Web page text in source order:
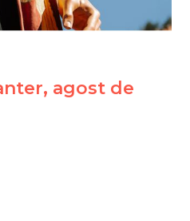
agost de